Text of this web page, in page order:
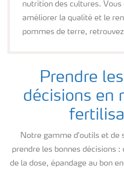
nutrition des cultures. Vous
améliorer la qualité et le
pommes de terre,
Prendre
décisions en
Notre gamme d'outils et de
prendre les bonnes décisions
de la dose, épandage au bon